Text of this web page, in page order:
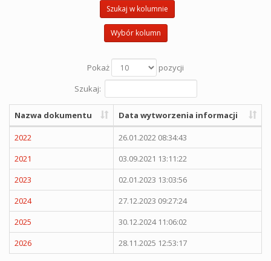
Szukaj w kolumnie
Wybór kolumn
Pokaż
pozycji
Szukaj:
Nazwa dokumentu Data wytworzenia informacji
2022
26.01.2022 08:34:43
2021
03.09.2021 13:11:22
2023
02.01.2023 13:03:56
2024
27.12.2023 09:27:24
2025
30.12.2024 11:06:02
2026
28.11.2025 12:53:17